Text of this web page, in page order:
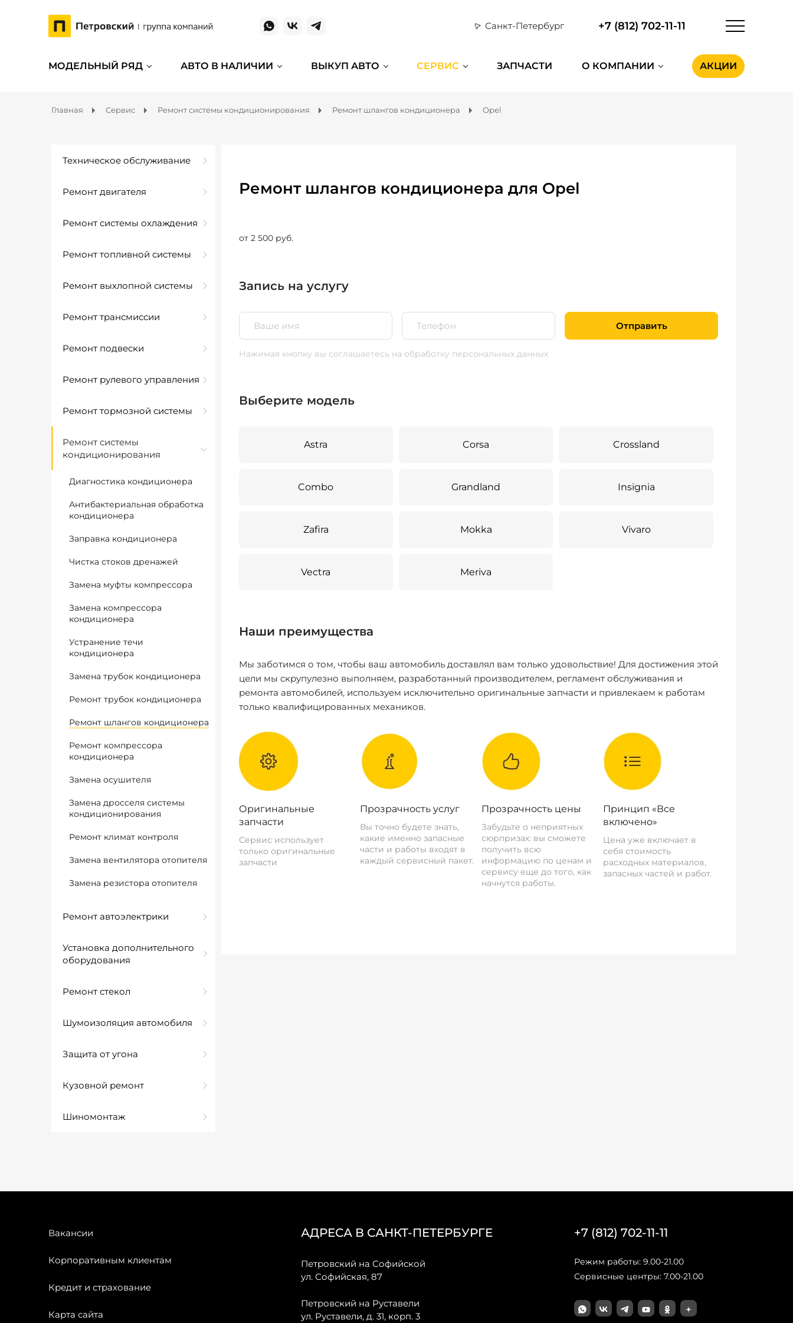
Санкт-Петербург +7 (812) 702-11-11
МОДЕЛЬНЫЙ РЯД АВТО В НАЛИЧИИ ВЫКУП АВТО СЕРВИС ЗАПЧАСТИ О КОМПАНИИ АКЦИИ
Главная Сервис Ремонт системы кондиционирования Ремонт шлангов кондиционера Opel
Техническое обслуживание
Ремонт двигателя
Ремонт системы охлаждения
Ремонт топливной системы
Ремонт выхлопной системы
Ремонт трансмиссии
Ремонт подвески
Ремонт рулевого управления
Ремонт тормозной системы
Ремонт системы
кондиционирования
Диагностика кондиционера
Антибактериальная обработка
кондиционера
Заправка кондиционера
Чистка стоков дренажей
Замена муфты компрессора
Замена компрессора
кондиционера
Устранение течи
кондиционера
Замена трубок кондиционера
Ремонт трубок кондиционера
Ремонт шлангов кондиционера
Ремонт компрессора
кондиционера
Замена осушителя
Замена дросселя системы
кондиционирования
Ремонт климат контроля
Замена вентилятора отопителя
Замена резистора отопителя
Ремонт автоэлектрики
Установка дополнительного
оборудования
Ремонт стекол
Шумоизоляция автомобиля
Защита от угона
Кузовной ремонт
Шиномонтаж
Ремонт шлангов кондиционера для Opel
от 2 500 руб.
Запись на услугу
Отправить
Нажимая кнопку вы соглашаетесь на обработку персональных данных
Выберите модель
Astra Corsa Crossland
Combo Grandland Insignia
Zafira Mokka Vivaro
Vectra Meriva
Наши преимущества
Мы заботимся о том, чтобы ваш автомобиль доставлял вам только удовольствие! Для достижения этой
цели мы скрупулезно выполняем, разработанный производителем, регламент обслуживания и
ремонта автомобилей, используем исключительно оригинальные запчасти и привлекаем к работам
только квалифицированных механиков.
Оригинальные
запчасти
Сервис использует
только оригинальные
запчасти
Прозрачность услуг
Вы точно будете знать,
какие именно запасные
части и работы входят в
каждый сервисный пакет.
Прозрачность цены
Забудьте о неприятных
сюрпризах: вы сможете
получить всю
информацию по ценам и
сервису еще до того, как
начнутся работы.
Принцип «Все
включено»
Цена уже включает в
себя стоимость
расходных материалов,
запасных частей и работ.
Вакансии
Корпоративным клиентам
Кредит и страхование
Карта сайта
АДРЕСА В САНКТ-ПЕТЕРБУРГЕ
Петровский на Софийской
ул. Софийская, 87
Петровский на Руставели
ул. Руставели, д. 31, корп. 3
+7 (812) 702-11-11
Режим работы: 9.00-21.00
Сервисные центры: 7.00-21.00